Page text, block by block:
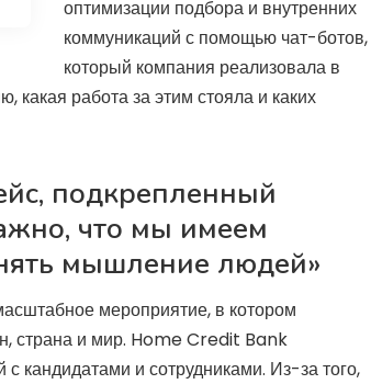
оптимизации подбора и внутренних
коммуникаций с помощью чат-ботов,
который компания реализовала в
какая работа за этим стояла и каких
подкрепленный
что мы имеем
мышление людей»
мероприятие, в котором
страна и мир. Home Credit Bank
кандидатами и сотрудниками. Из-за того,